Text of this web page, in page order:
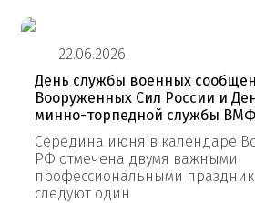
22.06.2026
День службы военных
Вооруженных Сил России и
минно-торпедной службы
Середина июня в календаре
РФ отмечена двумя важными
профессиональными
следуют один